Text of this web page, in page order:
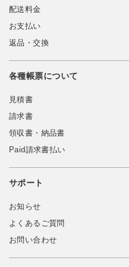
配送料金
お支払い
返品・交換
各種帳票について
見積書
請求書
領収書・納品書
Paid請求書払い
サポート
お知らせ
よくあるご質問
お問い合わせ